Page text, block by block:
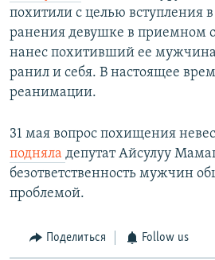
похитили с целью вступления
ранения девушке в приемном
нанес похитивший ее
ранил и себя. В настоящее
реанимации.
31 мая вопрос похищения
подняла депутат Айсулуу
безответственность мужчин
проблемой.
Поделиться Follow us